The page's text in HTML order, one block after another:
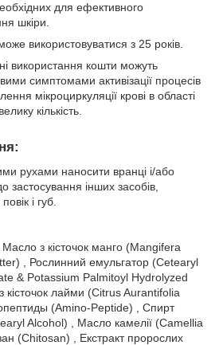
для ефективного
шкіри.
використовуватися з 25 років.
використання кошти можуть
симптомами активізації процесів
мікроциркуляції крові в області
кількість.
рухами наносити вранці і/або
застосування інших засобів,
і губ.
з кісточок манго (Mangifera
, Рослинний емульгатор (Cetearyl
& Potassium Palmitoyl Hydrolyzed
лайми (Citrus Aurantifolia
(Amino-Peptide) , Спирт
Alcohol) , Масло камелії (Camellia
(Chitosan) , Екстракт пророслих